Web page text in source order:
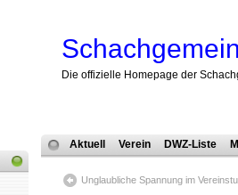
Die offizielle Homepage der
Aktuell Verein DWZ-Liste
Unglaubliche Spannung im